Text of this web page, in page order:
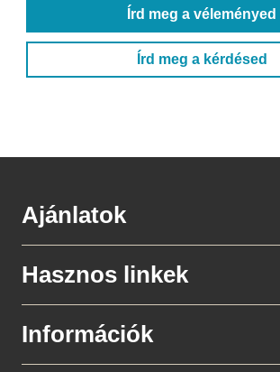
Írd meg a véleményed
Írd meg a kérdésed
Ajánlatok
Hasznos linkek
Információk